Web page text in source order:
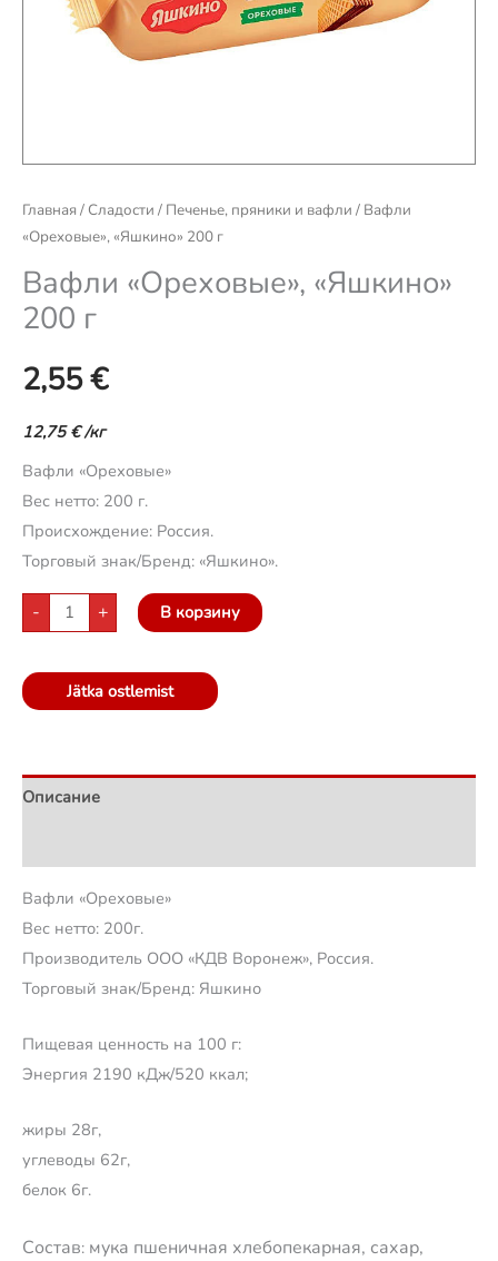
Главная / Сладости / Печенье, пряники и вафли / Вафли
«Ореховые», «Яшкино» 200 г
Вафли «Ореховые», «Яшкино»
200 г
2,55€
12,75€ /кг
Вафли «Ореховые»
Вес нетто: 200 г.
Происхождение: Россия.
Торговый знак/Бренд: «Яшкино».
- + В корзину
Jätka ostlemist
Описание
Вафли «Ореховые»
Вес нетто: 200г.
Производитель ООО «КДВ Воронеж», Россия.
Торговый знак/Бренд: Яшкино
Пищевая ценность на 100 г:
Энергия 2190 кДж/520 ккал;
жиры 28г,
углеводы 62г,
белок 6г.
Состав: мука пшеничная хлебопекарная, сахар,